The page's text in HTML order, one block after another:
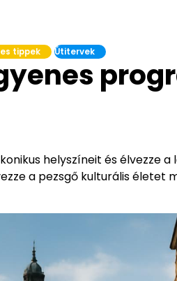
tippek Útitervek
helyszíneit és élvezze
a pezsgő kulturális életet